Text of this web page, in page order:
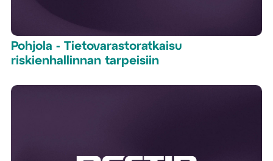
Pohjola - Tietovarastoratkaisu
riskienhallinnan tarpeisiin